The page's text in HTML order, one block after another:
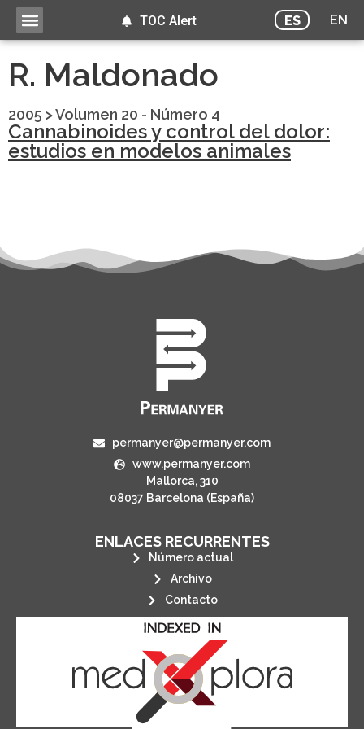
ES EN
TOC Alert
R. Maldonado
2005 >Volumen 20 - Número 4
Cannabinoides y control del dolor:
estudios en modelos animales
permanyer@permanyer.com
www.permanyer.com
Mallorca, 310
08037 Barcelona (España)
ENLACES RECURRENTES
Número actual
Archivo
Contacto